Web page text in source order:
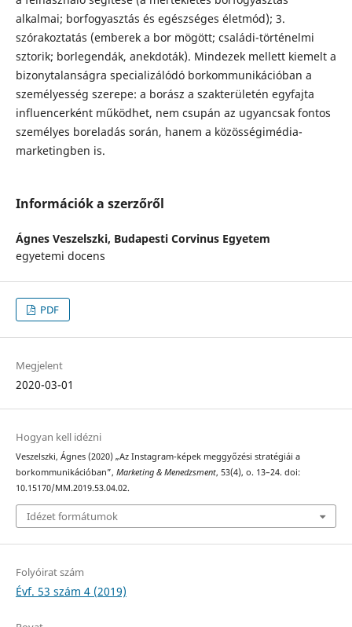
alkalmai; borfogyasztás és egészséges életmód); 3.
szórakoztatás (emberek a bor mögött; családi-történelmi
sztorik; borlegendák, anekdoták). Mindezek mellett kiemelt a
bizonytalanságra specializálódó borkommunikációban a
személyesség szerepe: a borász a szakterületén egyfajta
influencerként működhet, nem csupán az ugyancsak fontos
személyes boreladás során, hanem a közösségimédia-
marketingben is.
Információk a szerzőről
Ágnes Veszelszki, Budapesti Corvinus Egyetem
egyetemi docens
PDF
Megjelent
2020-03-01
Hogyan kell idézni
Veszelszki, Ágnes (2020) „Az Instagram-képek meggyőzési stratégiái a
borkommunikációban”, Marketing & Menedzsment, 53(4), o. 13–24. doi:
10.15170/MM.2019.53.04.02.
Idézet formátumok
Folyóirat szám
Évf. 53 szám 4 (2019)